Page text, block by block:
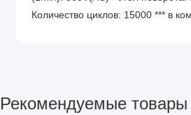
Количество циклов: 15000 *** в
Рекомендуемые товары